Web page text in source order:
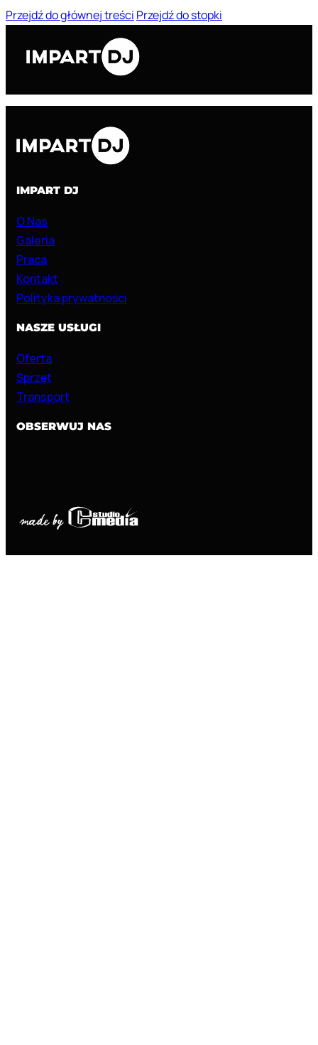
Przejdź do głównej treści Przejdź do stopki
IMPART DJ
O Nas
Galeria
Praca
Kontakt
Polityka prywatności
NASZE USŁUGI
Oferta
Sprzęt
Transport
OBSERWUJ NAS